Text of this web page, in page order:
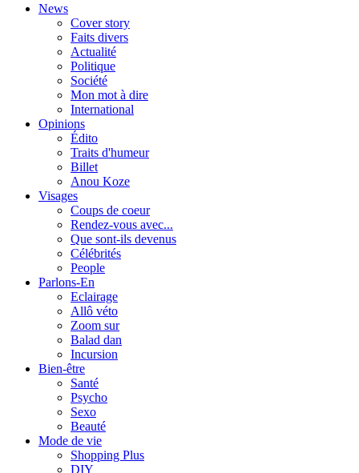
News
Cover story
Faits divers
Actualité
Politique
Société
Mon mot à dire
International
Opinions
Édito
Traits d'humeur
Billet
Anou Koze
Visages
Coups de coeur
Rendez-vous avec...
Que sont-ils devenus
Célébrités
People
Parlons-En
Eclairage
Allô véto
Zoom sur
Balad dan
Incursion
Bien-être
Santé
Psycho
Sexo
Beauté
Mode de vie
Shopping Plus
DIY